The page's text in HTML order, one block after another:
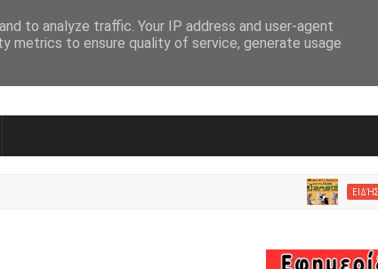
ΕΙΔΉΣΕΙΣ-ΝΈΑ
to analyze traffic. Your IP address and user-agent
metrics to ensure quality of service, generate usage